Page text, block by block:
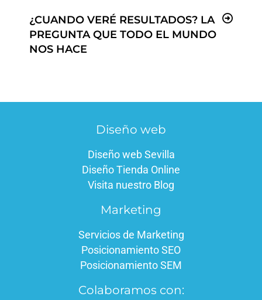
¿CUANDO VERÉ RESULTADOS? LA
PREGUNTA QUE TODO EL MUNDO
NOS HACE
Diseño web
Diseño web Sevilla
Diseño Tienda Online
Visita nuestro Blog
Marketing
Servicios de Marketing
Posicionamiento SEO
Posicionamiento SEM
Colaboramos con: